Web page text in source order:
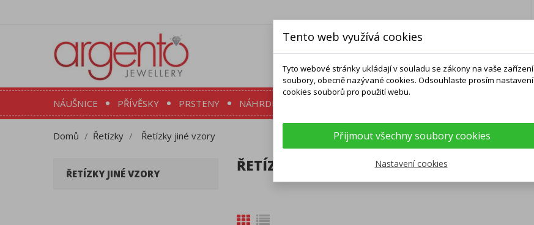
NÁUŠNICE PŘÍVĚSKY PRSTENY NÁHRDELNÍKY
Domů Řetízky Řetízky jiné vzory
ŘETÍZKY JINÉ VZORY ŘETÍZKY JINÉ VZORY
Tento web využívá cookies
Tyto webové stránky ukládají v souladu se zákony na vaše zařízení
soubory, obecně nazývané cookies. Odsouhlaste prosím nastavení
cookies souborů pro použití webu.
Přijmout všechny soubory cookies
Nastavení cookies